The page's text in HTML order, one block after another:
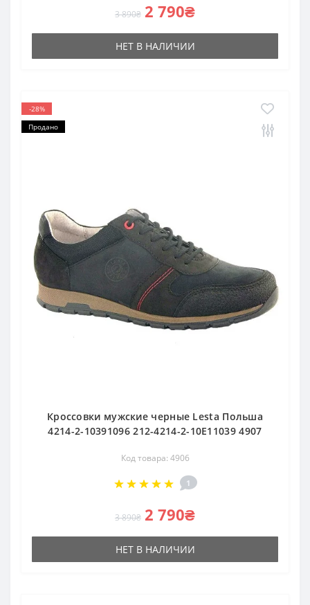
3 890₴ 2 790₴
НЕТ В НАЛИЧИИ
-28%
Продано
Кроссовки мужские черные Lesta Польша
4214-2-10391096 212-4214-2-10E11039 4907
Код товара: 4906
1
3 890₴ 2 790₴
НЕТ В НАЛИЧИИ